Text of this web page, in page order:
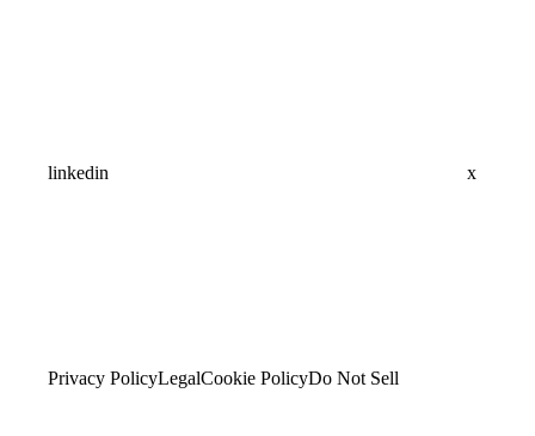
linkedin x
Privacy PolicyLegalCookie PolicyDo Not Sell